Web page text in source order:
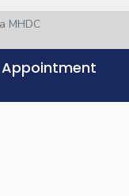
MHDC
Appointment